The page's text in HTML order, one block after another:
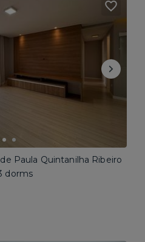
Paula Quintanilha Ribeiro
dorms